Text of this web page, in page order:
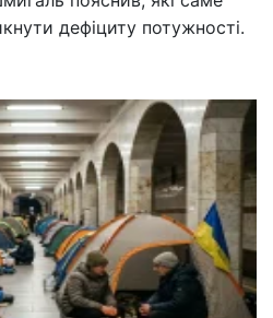
дефіциту потужності.